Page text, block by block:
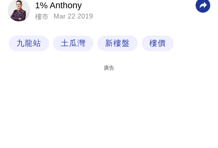
科
1% Anthony
樓市 Mar 22 2019
九龍站 土瓜灣 新樓盤 樓價
廣告